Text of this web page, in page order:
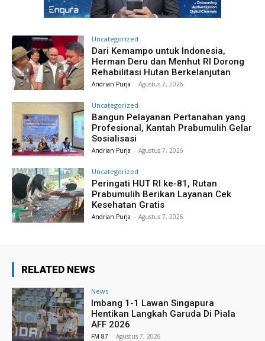
Uncategorized
Dari Kemampo untuk Indonesia,
Herman Deru dan Menhut RI Dorong
Rehabilitasi Hutan Berkelanjutan
Andrian Purja - Agustus 7, 2026
Uncategorized
Bangun Pelayanan Pertanahan yang
Profesional, Kantah Prabumulih Gelar
Sosialisasi
Andrian Purja - Agustus 7, 2026
Uncategorized
Peringati HUT RI ke-81, Rutan
Prabumulih Berikan Layanan Cek
Kesehatan Gratis
Andrian Purja - Agustus 7, 2026
RELATED NEWS
News
Imbang 1-1 Lawan Singapura
Hentikan Langkah Garuda Di Piala
AFF 2026
FM 87 - Agustus 7, 2026